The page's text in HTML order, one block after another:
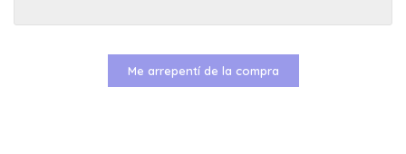
Me arrepentí de la compra